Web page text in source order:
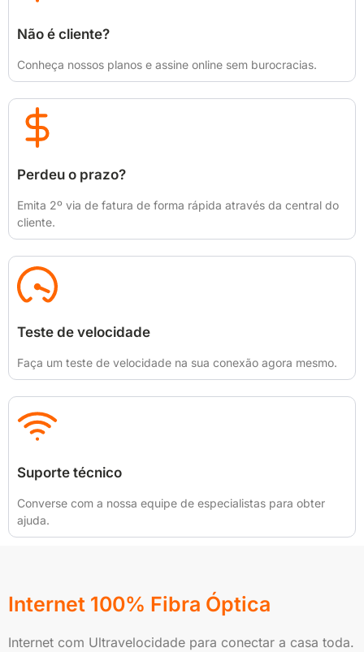
Não é cliente?
Conheça nossos planos e assine online sem burocracias.
Perdeu o prazo?
Emita 2º via de fatura de forma rápida através da central do
cliente.
Teste de velocidade
Faça um teste de velocidade na sua conexão agora mesmo.
Suporte técnico
Converse com a nossa equipe de especialistas para obter
ajuda.
Internet 100% Fibra Óptica
Internet com Ultravelocidade para conectar a casa toda.